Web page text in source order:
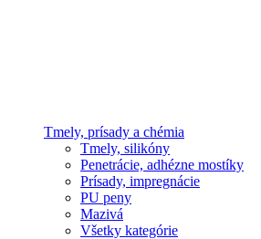
Tmely, prísady a chémia
Tmely, silikóny
Penetrácie, adhézne mostíky
Prísady, impregnácie
PU peny
Mazivá
Všetky kategórie